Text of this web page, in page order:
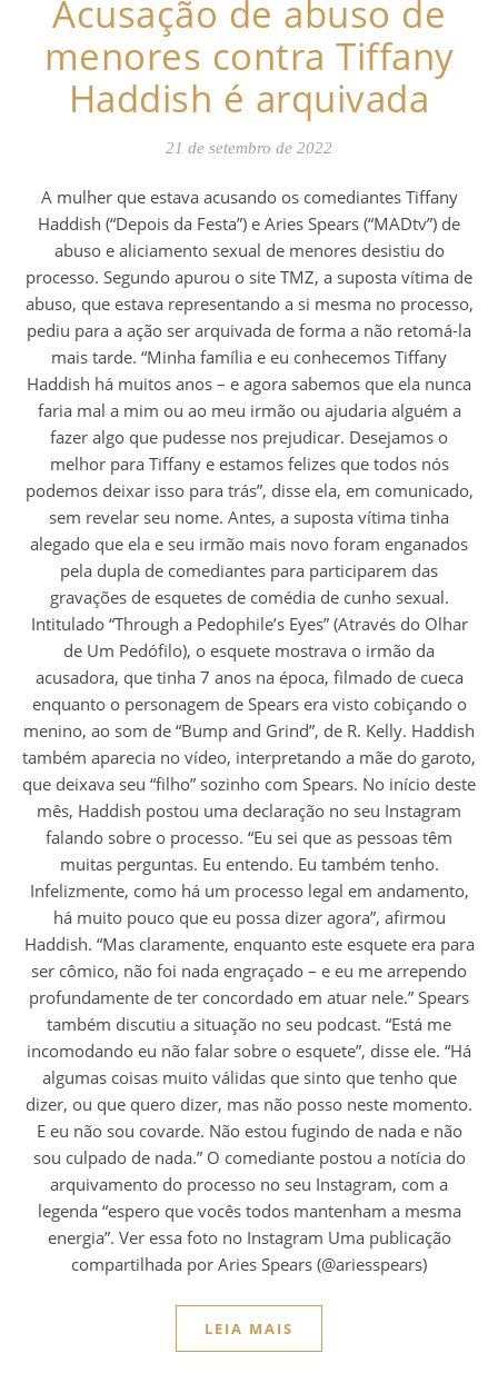
Acusação de abuso de
menores contra Tiffany
Haddish é arquivada
21 de setembro de 2022
A mulher que estava acusando os comediantes Tiffany
Haddish (“Depois da Festa”) e Aries Spears (“MADtv”) de
abuso e aliciamento sexual de menores desistiu do
processo. Segundo apurou o site TMZ, a suposta vítima de
abuso, que estava representando a si mesma no processo,
pediu para a ação ser arquivada de forma a não retomá-la
mais tarde. “Minha família e eu conhecemos Tiffany
Haddish há muitos anos – e agora sabemos que ela nunca
faria mal a mim ou ao meu irmão ou ajudaria alguém a
fazer algo que pudesse nos prejudicar. Desejamos o
melhor para Tiffany e estamos felizes que todos nós
podemos deixar isso para trás”, disse ela, em comunicado,
sem revelar seu nome. Antes, a suposta vítima tinha
alegado que ela e seu irmão mais novo foram enganados
pela dupla de comediantes para participarem das
gravações de esquetes de comédia de cunho sexual.
Intitulado “Through a Pedophile’s Eyes” (Através do Olhar
de Um Pedófilo), o esquete mostrava o irmão da
acusadora, que tinha 7 anos na época, filmado de cueca
enquanto o personagem de Spears era visto cobiçando o
menino, ao som de “Bump and Grind”, de R. Kelly. Haddish
também aparecia no vídeo, interpretando a mãe do garoto,
que deixava seu “filho” sozinho com Spears. No início deste
mês, Haddish postou uma declaração no seu Instagram
falando sobre o processo. “Eu sei que as pessoas têm
muitas perguntas. Eu entendo. Eu também tenho.
Infelizmente, como há um processo legal em andamento,
há muito pouco que eu possa dizer agora”, afirmou
Haddish. “Mas claramente, enquanto este esquete era para
ser cômico, não foi nada engraçado – e eu me arrependo
profundamente de ter concordado em atuar nele.” Spears
também discutiu a situação no seu podcast. “Está me
incomodando eu não falar sobre o esquete”, disse ele. “Há
algumas coisas muito válidas que sinto que tenho que
dizer, ou que quero dizer, mas não posso neste momento.
E eu não sou covarde. Não estou fugindo de nada e não
sou culpado de nada.” O comediante postou a notícia do
arquivamento do processo no seu Instagram, com a
legenda “espero que vocês todos mantenham a mesma
energia”. Ver essa foto no Instagram Uma publicação
compartilhada por Aries Spears (@ariesspears)
LEIA MAIS